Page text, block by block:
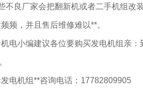
不良厂家会把翻新机或者二手机组改
频，并且售后维修难以**。
电小编建议各位要购买发电机组亲
电机组**咨询电话：17782809905